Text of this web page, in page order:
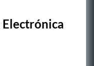
Electrónica